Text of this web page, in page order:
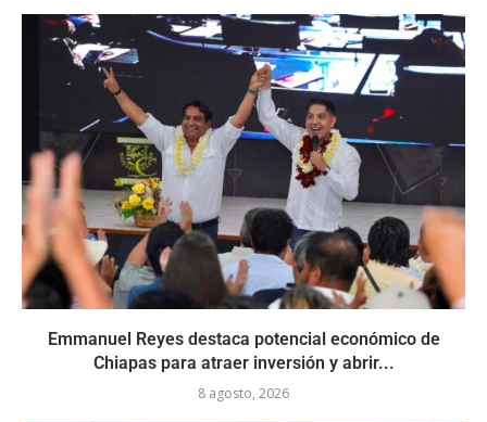
Emmanuel Reyes destaca potencial económico de
Chiapas para atraer inversión y abrir...
8 agosto, 2026